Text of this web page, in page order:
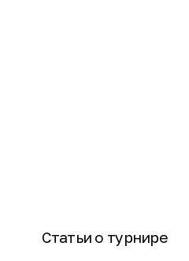
Статьи о турнире